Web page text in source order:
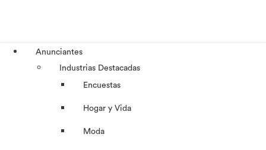
Anunciantes
Industrias Destacadas
Encuestas
Hogar y Vida
Moda